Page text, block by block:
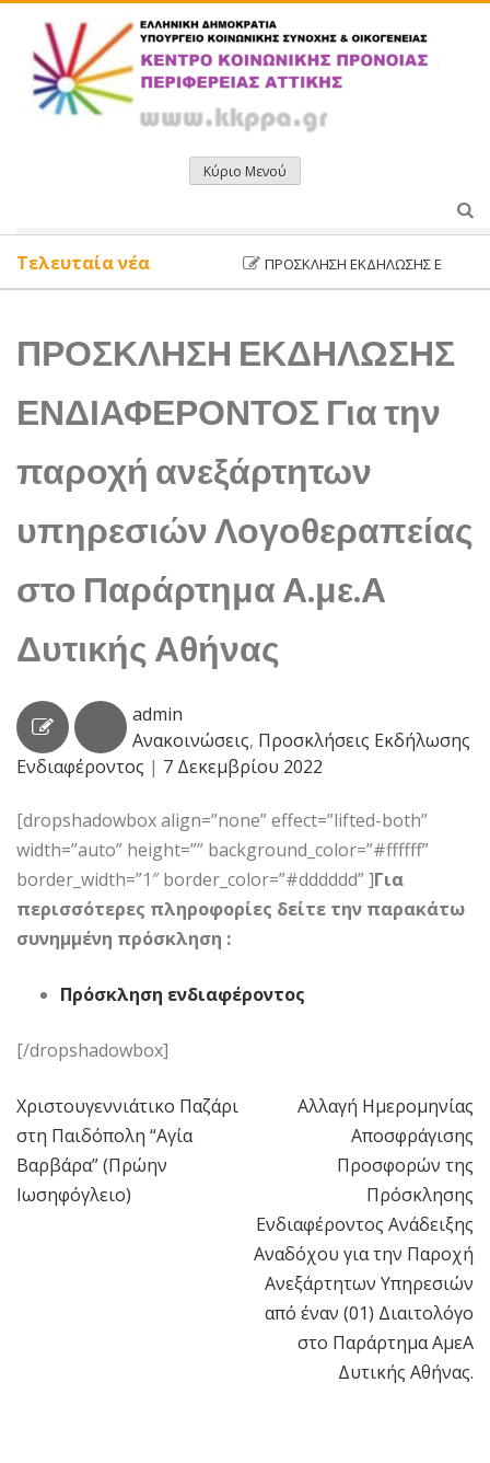
περιεχόμενο
Κύριο Μενού
ΠΡΌΣΚΛΗΣΗ ΕΚΔΉΛΩΣΗΣ
Τελευταία νέα
ΠΡΟΣΚΛΗΣΗ ΕΚΔΗΛΩΣΗΣ
ΕΝΔΙΑΦΕΡΟΝΤΟΣ Για την
παροχή ανεξάρτητων
υπηρεσιών Λογοθεραπείας
στο Παράρτημα Α.με.Α
Δυτικής Αθήνας
admin
Ανακοινώσεις, Προσκλήσεις Εκδήλωσης
Ενδιαφέροντος | 7 Δεκεμβρίου 2022
[dropshadowbox align=”none” effect=”lifted-both”
width=”auto” height=”” background_color=”#ffffff”
border_width=”1″ border_color=”#dddddd” ]Για
περισσότερες πληροφορίες δείτε την παρακάτω
συνημμένη πρόσκληση :
Πρόσκληση ενδιαφέροντος
[/dropshadowbox]
Πλοήγηση
άρθρων
Χριστουγεννιάτικο Παζάρι
στη Παιδόπολη “Αγία
Βαρβάρα” (Πρώην
Ιωσηφόγλειο)
Αλλαγή Ημερομηνίας
Αποσφράγισης
Προσφορών της
Πρόσκλησης
Ενδιαφέροντος Ανάδειξης
Αναδόχου για την Παροχή
Ανεξάρτητων Υπηρεσιών
από έναν (01) Διαιτολόγο
στο Παράρτημα ΑμεΑ
Δυτικής Αθήνας.